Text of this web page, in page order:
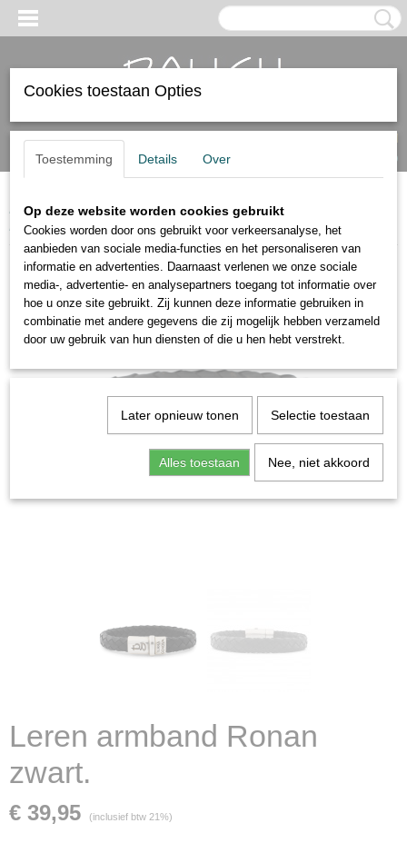
Inloggen Registreren
(0)
Home >Dames armbanden>Leren armbanden
Ronan zwart.
Leren armband Ronan
zwart.
€ 39,95 (inclusief btw 21%)
Cookies toestaan Opties
Toestemming Details Over
Op deze website worden cookies gebruikt
Cookies worden door ons gebruikt voor verkeersanalyse, het
aanbieden van sociale media-functies en het personaliseren van
informatie en advertenties. Daarnaast verlenen we onze sociale
media-, advertentie- en analysepartners toegang tot informatie over
hoe u onze site gebruikt. Zij kunnen deze informatie gebruiken in
combinatie met andere gegevens die zij mogelijk hebben verzameld
door uw gebruik van hun diensten of die u hen hebt verstrekt.
Later opnieuw tonen Selectie toestaan
Alles toestaan Nee, niet akkoord